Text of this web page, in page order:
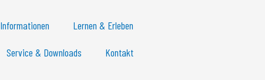
Informationen Lernen & Erleben
Service & Downloads Kontakt